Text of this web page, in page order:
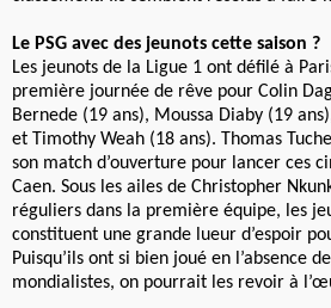
Le PSG avec des jeunots cette saison ?
Les jeunots de la Ligue 1 ont défilé à
première journée de rêve pour Colin
Bernede (19 ans), Moussa Diaby (19
et Timothy Weah (18 ans). Thomas
son match d’ouverture pour lancer ces
Caen. Sous les ailes de Christopher
réguliers dans la première équipe, les
constituent une grande lueur d’espoir
Puisqu’ils ont si bien joué en l’absence
mondialistes, on pourrait les revoir à